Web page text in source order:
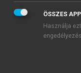
ÖSSZES
Használja